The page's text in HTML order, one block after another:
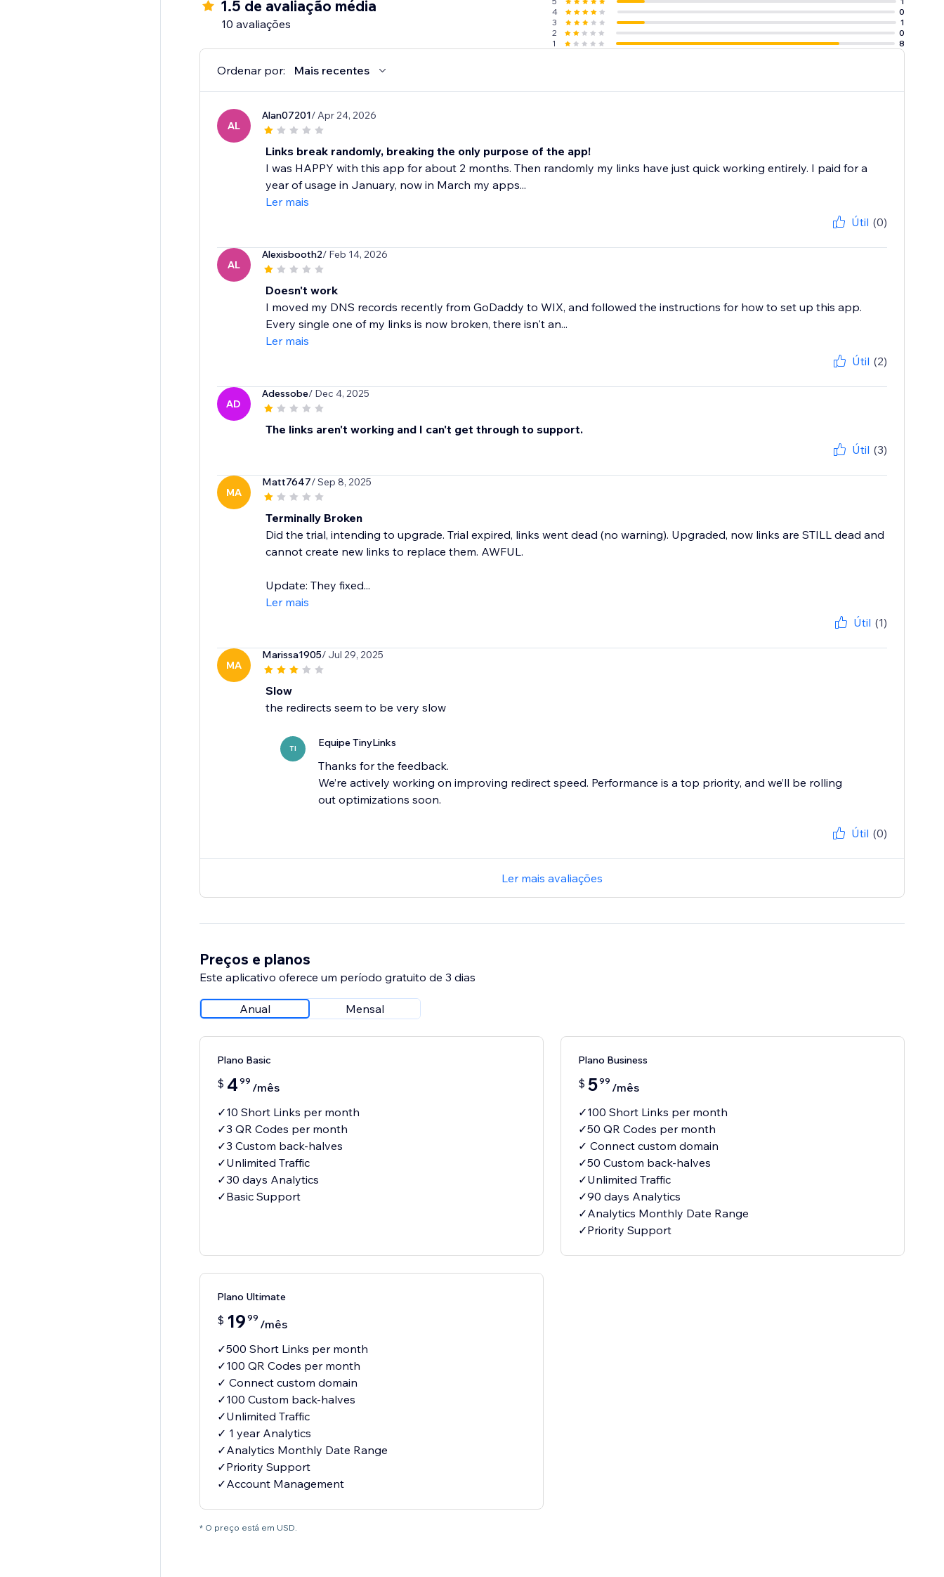
1.5 de avaliação média
10 avaliações
4
0
3
1
2
0
1
8
Ordenar por: Mais recentes
AL
Alan07201/ Apr 24, 2026
Links break randomly, breaking the only purpose of the app!
I was HAPPY with this app for about 2 months. Then randomly my links have just quick working entirely. I paid for a
year of usage in January, now in March my apps...
Ler mais
Útil (0)
AL
Alexisbooth2/ Feb 14, 2026
Doesn't work
I moved my DNS records recently from GoDaddy to WIX, and followed the instructions for how to set up this app.
Every single one of my links is now broken, there isn't an...
Ler mais
Útil (2)
AD
Adessobe/ Dec 4, 2025
The links aren't working and I can't get through to support.
Útil (3)
MA
Matt7647/ Sep 8, 2025
Terminally Broken
Did the trial, intending to upgrade. Trial expired, links went dead (no warning). Upgraded, now links are STILL dead and
cannot create new links to replace them. AWFUL.
Update: They fixed...
Ler mais
Útil (1)
MA
Marissa1905/ Jul 29, 2025
Slow
the redirects seem to be very slow
TI Equipe TinyLinks
Thanks for the feedback.
We’re actively working on improving redirect speed. Performance is a top priority, and we’ll be rolling
Útil (0)
Ler mais avaliações
Preços e planos
Este aplicativo oferece um período gratuito de 3 dias
Anual Mensal
Plano Basic
$ 4 99 /mês
✓10 Short Links per month
✓3 QR Codes per month
✓3 Custom back-halves
✓Unlimited Traffic
✓30 days Analytics
✓Basic Support
Plano Business
$ 599 /mês
✓100 Short Links per month
✓50 QR Codes per month
✓ Connect custom domain
✓50 Custom back-halves
✓Unlimited Traffic
✓90 days Analytics
✓Analytics Monthly Date Range
✓Priority Support
Plano Ultimate
$ 19 99 /mês
✓500 Short Links per month
✓100 QR Codes per month
✓ Connect custom domain
✓100 Custom back-halves
✓Unlimited Traffic
✓ 1 year Analytics
✓Analytics Monthly Date Range
✓Priority Support
✓Account Management
* O preço está em USD.